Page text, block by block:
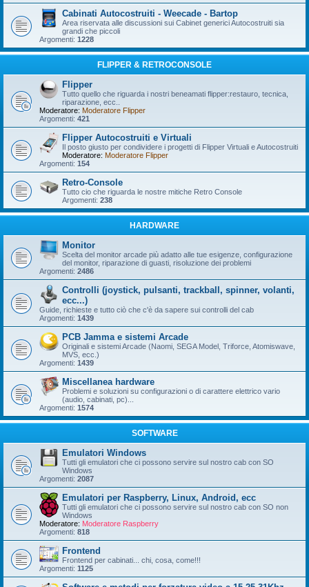
Cabinati Autocostruiti - Weecade - Bartop
Area riservata alle discussioni sui Cabinet generici Autocostruiti sia
grandi che piccoli
Argomenti: 1228
FLIPPER & RETROCONSOLE
Flipper
Tutto quello che riguarda i nostri beneamati flipper:restauro, tecnica,
riparazione, ecc..
Moderatore: Moderatore Flipper
Argomenti: 421
Flipper Autocostruiti e Virtuali
Il posto giusto per condividere i progetti di Flipper Virtuali e Autocostruiti
Moderatore: Moderatore Flipper
Argomenti: 154
Retro-Console
Tutto cio che riguarda le nostre mitiche Retro Console
Argomenti: 238
HARDWARE
Monitor
Scelta del monitor arcade più adatto alle tue esigenze, configurazione
del monitor, riparazione di guasti, risoluzione dei problemi
Argomenti: 2486
Controlli (joystick, pulsanti, trackball, spinner, volanti,
ecc...)
Guide, richieste e tutto ciò che c'è da sapere sui controlli del cab
Argomenti: 1439
PCB Jamma e sistemi Arcade
Originali e sistemi Arcade (Naomi, SEGA Model, Triforce, Atomiswave,
MVS, ecc.)
Argomenti: 1439
Miscellanea hardware
Problemi e soluzioni su configurazioni o di carattere elettrico vario
(audio, cabinati, pc)...
Argomenti: 1574
SOFTWARE
Emulatori Windows
Tutti gli emulatori che ci possono servire sul nostro cab con SO
Windows
Argomenti: 2087
Emulatori per Raspberry, Linux, Android, ecc
Tutti gli emulatori che ci possono servire sul nostro cab con SO non
Windows
Moderatore: Moderatore Raspberry
Argomenti: 818
Frontend
Frontend per cabinati... chi, cosa, come!!!
Argomenti: 1125